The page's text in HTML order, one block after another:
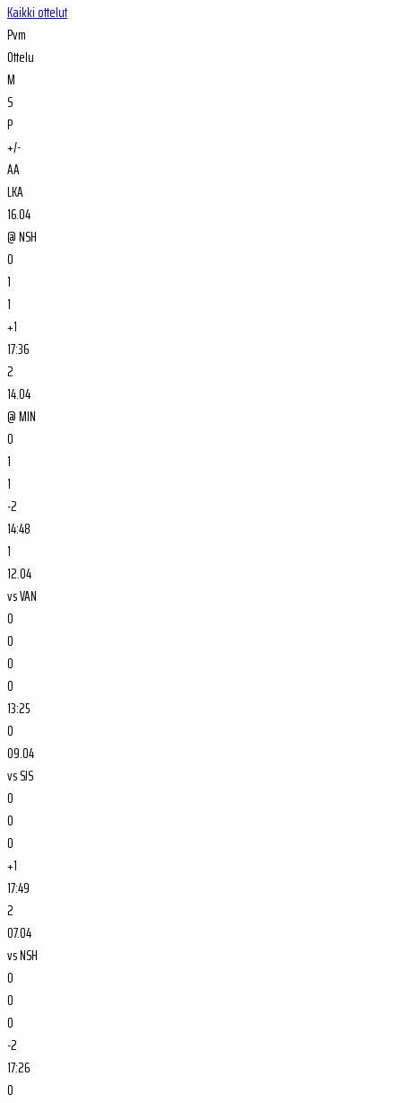
Kaikki ottelut
Pvm
Ottelu
M
S
P
+/-
AA
LKA
16.04
@NSH
0
1
1
+1
17:36
2
14.04
@MIN
0
1
1
-2
14:48
1
12.04
vsVAN
0
0
0
0
13:25
0
09.04
vsSJS
0
0
0
+1
17:49
2
07.04
vsNSH
0
0
0
-2
17:26
0